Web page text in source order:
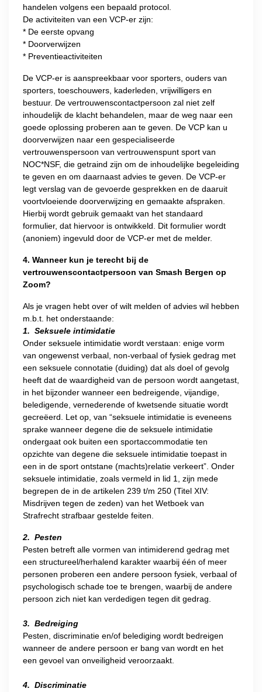
handelen volgens een bepaald protocol.
De activiteiten van een VCP-er zijn:
* De eerste opvang
* Doorverwijzen
* Preventieactiviteiten
De VCP-er is aanspreekbaar voor sporters, ouders van
sporters, toeschouwers, kaderleden, vrijwilligers en
bestuur. De vertrouwenscontactpersoon zal niet zelf
inhoudelijk de klacht behandelen, maar de weg naar een
goede oplossing proberen aan te geven. De VCP kan u
doorverwijzen naar een gespecialiseerde
vertrouwenspersoon van vertrouwenspunt sport van
NOC*NSF, die getraind zijn om de inhoudelijke begeleiding
te geven en om daarnaast advies te geven. De VCP-er
legt verslag van de gevoerde gesprekken en de daaruit
voortvloeiende doorverwijzing en gemaakte afspraken.
Hierbij wordt gebruik gemaakt van het standaard
formulier, dat hiervoor is ontwikkeld. Dit formulier wordt
(anoniem) ingevuld door de VCP-er met de melder.
4. Wanneer kun je terecht bij de
vertrouwenscontactpersoon van Smash Bergen op
Zoom?
Als je vragen hebt over of wilt melden of advies wil hebben
m.b.t. het onderstaande:
1. Seksuele intimidatie
Onder seksuele intimidatie wordt verstaan: enige vorm
van ongewenst verbaal, non-verbaal of fysiek gedrag met
een seksuele connotatie (duiding) dat als doel of gevolg
heeft dat de waardigheid van de persoon wordt aangetast,
in het bijzonder wanneer een bedreigende, vijandige,
beledigende, vernederende of kwetsende situatie wordt
gecreëerd. Let op, van “seksuele intimidatie is eveneens
sprake wanneer degene die de seksuele intimidatie
ondergaat ook buiten een sportaccommodatie ten
opzichte van degene die seksuele intimidatie toepast in
een in de sport ontstane (machts)relatie verkeert”. Onder
seksuele intimidatie, zoals vermeld in lid 1, zijn mede
begrepen de in de artikelen 239 t/m 250 (Titel XIV:
Misdrijven tegen de zeden) van het Wetboek van
Strafrecht strafbaar gestelde feiten.
2. Pesten
Pesten betreft alle vormen van intimiderend gedrag met
een structureel/herhalend karakter waarbij één of meer
personen proberen een andere persoon fysiek, verbaal of
psychologisch schade toe te brengen, waarbij de andere
persoon zich niet kan verdedigen tegen dit gedrag.
3. Bedreiging
Pesten, discriminatie en/of belediging wordt bedreigen
wanneer de andere persoon er bang van wordt en het
een gevoel van onveiligheid veroorzaakt.
4. Discriminatie